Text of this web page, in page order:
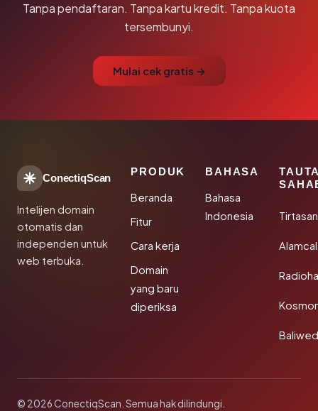
Tanpa pendaftaran. Tanpa kartu kredit. Tanpa kuota
tersembunyi.
Mulai cek gratis →
ConectiqScan
Intelijen domain
otomatis dan
independen untuk
web terbuka.
PRODUK
Beranda
Fitur
Cara kerja
Domain
yang baru
diperiksa
BAHASA
Bahasa
Indonesia
© 2026 ConectiqScan. Semua hak dilindungi.